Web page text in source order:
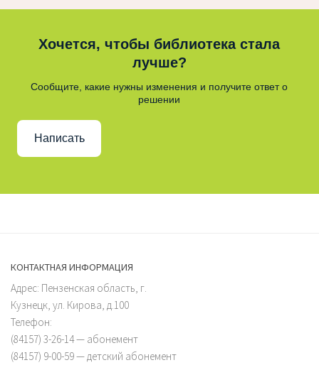
Хочется, чтобы библиотека стала
лучше?
Сообщите, какие нужны изменения и получите ответ о
решении
Написать
КОНТАКТНАЯ ИНФОРМАЦИЯ
Адрес: Пензенская область, г.
Кузнецк, ул. Кирова, д.100
Телефон:
(84157) 3-26-14 — абонемент
(84157) 9-00-59 — детский абонемент